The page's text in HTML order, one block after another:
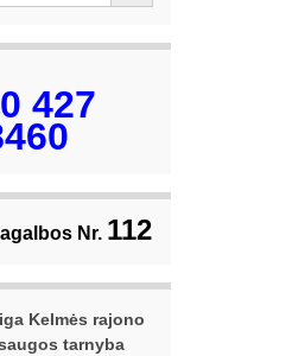
427
Nr. 112
Kelmės rajono
tarnyba